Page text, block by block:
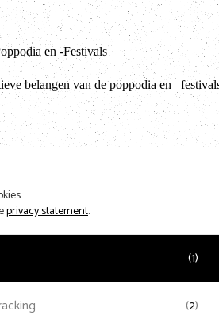
privacy statement.
(1)
(2)
en -Festivals
belangen van de poppodia en